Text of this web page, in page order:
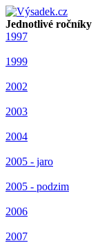
Jednotlivé ročníky
1997
1999
2002
2003
2004
2005 - jaro
2005 - podzim
2006
2007